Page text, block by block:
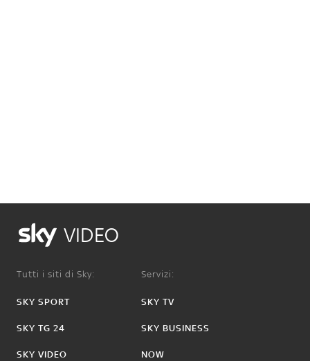
VIDEO
Tutti i siti di Sky:
SKY SPORT
SKY TG 24
SKY VIDEO
Servizi:
SKY TV
SKY BUSINESS
NOW